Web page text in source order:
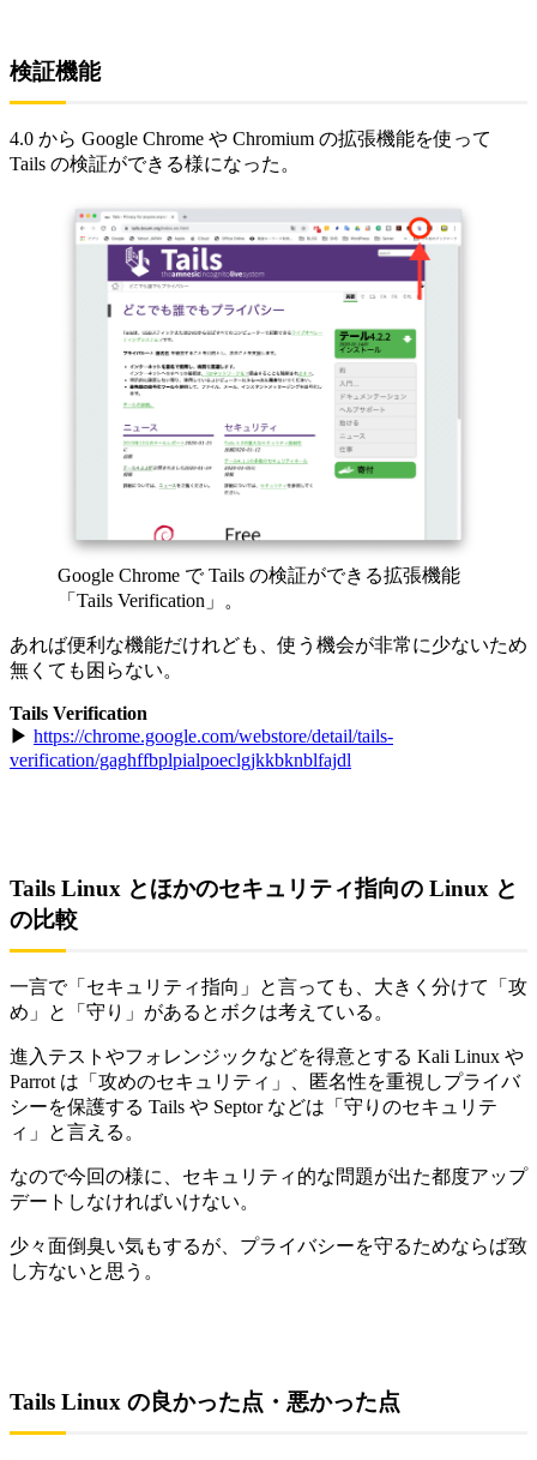
検証機能
4.0 から Google Chrome や Chromium の拡張機能を使って
Tails の検証ができる様になった。
Google Chrome で Tails の検証ができる拡張機能
「Tails Verification」。
あれば便利な機能だけれども、使う機会が非常に少ないため
無くても困らない。
Tails Verification
▶︎ https://chrome.google.com/webstore/detail/tails-
verification/gaghffbplpialpoeclgjkkbknblfajdl
Tails Linux とほかのセキュリティ指向の Linux と
の比較
一言で「セキュリティ指向」と言っても、大きく分けて「攻
め」と「守り」があるとボクは考えている。
進入テストやフォレンジックなどを得意とする Kali Linux や
Parrot は「攻めのセキュリティ」、匿名性を重視しプライバ
シーを保護する Tails や Septor などは「守りのセキュリテ
ィ」と言える。
なので今回の様に、セキュリティ的な問題が出た都度アップ
デートしなければいけない。
少々面倒臭い気もするが、プライバシーを守るためならば致
し方ないと思う。
Tails Linux の良かった点・悪かった点